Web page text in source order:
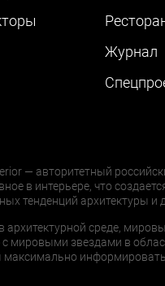
Журнал
— авторитетный
в интерьере, что
тенденций архитектуры и
архитектурной среде,
с мировыми звездами в
информировать